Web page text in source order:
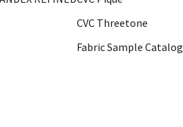
CVC Threetone
Fabric Sample Catalog